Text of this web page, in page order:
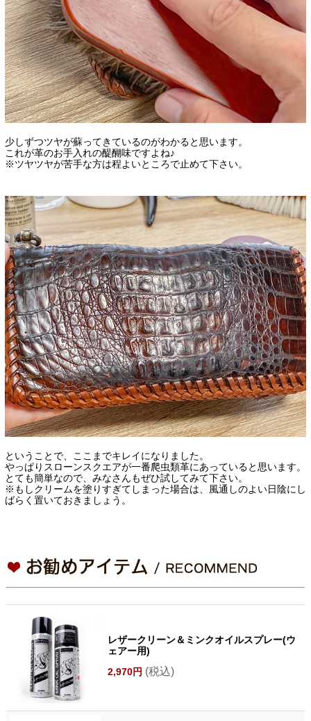
少しずつツヤが蘇ってきているのがわかると思います。
これが革のお手入れの醍醐味ですよね♪
※ツヤツヤが苦手な方は程よいところで止めて下さい。
ということで、ここまでキレイになりました。
やっぱりスローンスクエアが一番爬虫類革にあっていると思います。
とても簡単なので、みなさんもぜひ試してみて下さい。
※もしクリームを塗りすぎてしまった場合は、風通しのよい日陰にし
ばらく置いておきましょう。
レザークリーン＆ミンクオイルスプレー(ウ
ェアー用)
2,970円 (税込)